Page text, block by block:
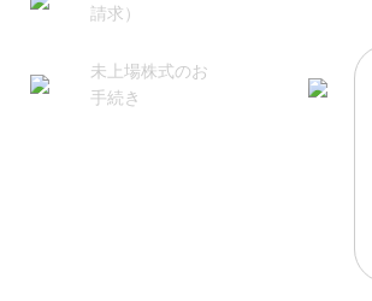
請求）
未上場株式のお
手続き